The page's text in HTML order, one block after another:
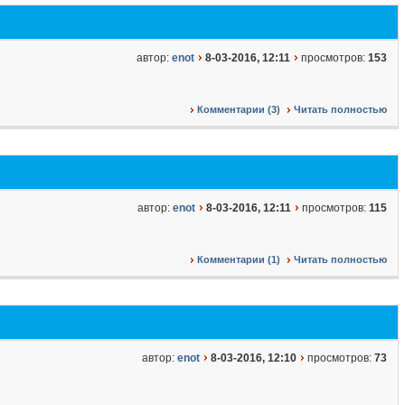
автор: enot 8-03-2016, 12:11 просмотров: 153
Комментарии (3) Читать полностью
автор: enot 8-03-2016, 12:11 просмотров: 115
Комментарии (1) Читать полностью
автор: enot 8-03-2016, 12:10 просмотров: 73